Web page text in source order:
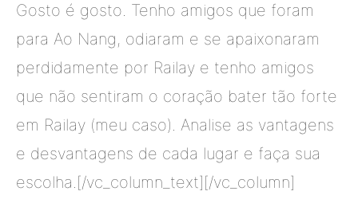
Gosto é gosto. Tenho amigos que foram
para Ao Nang, odiaram e se apaixonaram
perdidamente por Railay e tenho amigos
que não sentiram o coração bater tão forte
em Railay (meu caso). Analise as vantagens
e desvantagens de cada lugar e faça sua
escolha.[/vc_column_text][/vc_column]